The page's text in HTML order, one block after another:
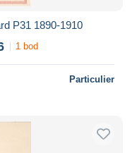
P31 1890-1910
1 bod
Particulier